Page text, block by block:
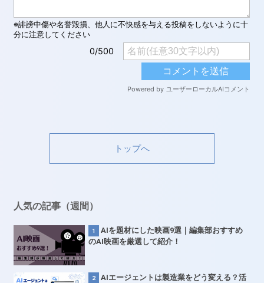
トップへ
人気の記事（週間）
AIを題材にした映画9選｜編集部おすすめ
のAI映画を厳選して紹介！
AIエージェントは製造業をどう変える？活